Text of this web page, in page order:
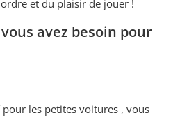
et du plaisir de jouer !
avez besoin pour
pour les petites voitures , vous